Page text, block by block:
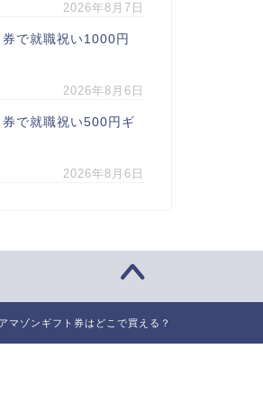
2026年8月7日
で就職祝い1000円
2026年8月6日
で就職祝い500円ギ
2026年8月6日
マゾンギフト券はどこで買える？